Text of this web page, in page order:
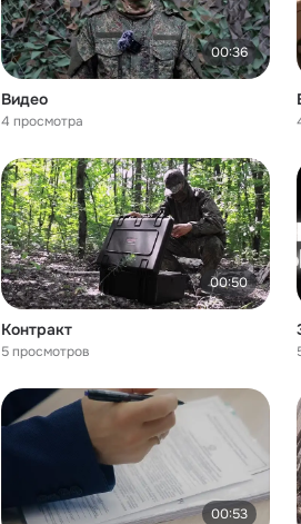
00:36
Видео
4 просмотра
00:50
Контракт
5 просмотров
00:53